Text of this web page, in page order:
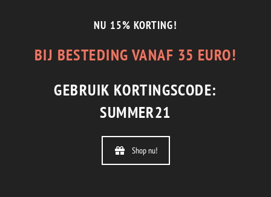
NU 15% KORTING!
BIJ BESTEDING VANAF 35 EURO!
GEBRUIK KORTINGSCODE:
SUMMER21
Shop nu!